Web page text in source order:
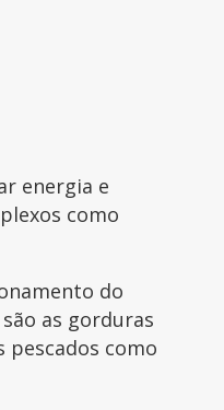
energia e
como
do
as gorduras
pescados como